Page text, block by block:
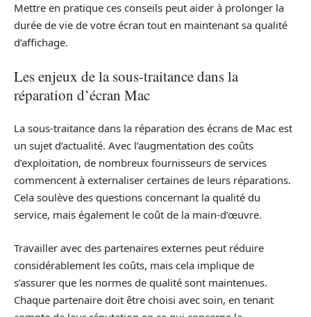
Mettre en pratique ces conseils peut aider à prolonger la
durée de vie de votre écran tout en maintenant sa qualité
d’affichage.
Les enjeux de la sous-traitance dans la
réparation d’écran Mac
La sous-traitance dans la réparation des écrans de Mac est
un sujet d’actualité. Avec l’augmentation des coûts
d’exploitation, de nombreux fournisseurs de services
commencent à externaliser certaines de leurs réparations.
Cela soulève des questions concernant la qualité du
service, mais également le coût de la main-d’œuvre.
Travailler avec des partenaires externes peut réduire
considérablement les coûts, mais cela implique de
s’assurer que les normes de qualité sont maintenues.
Chaque partenaire doit être choisi avec soin, en tenant